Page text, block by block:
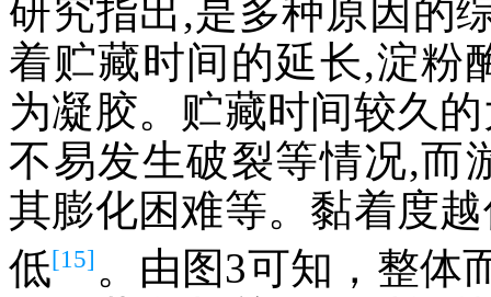
研究指出,是多种原因的
着贮藏时间的延长,淀粉
为凝胶。贮藏时间较久
不易发生破裂等情况,而
其膨化困难等。黏着度
低[15] 。由图3可知，整体